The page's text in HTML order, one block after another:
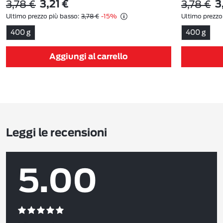
3,78 € 3,21 €
Ultimo prezzo più basso: 3,78 € -15%
400 g
Aggiungi al carrello
3,78 €
Ultimo
400 g
Leggi le recensioni
5.00